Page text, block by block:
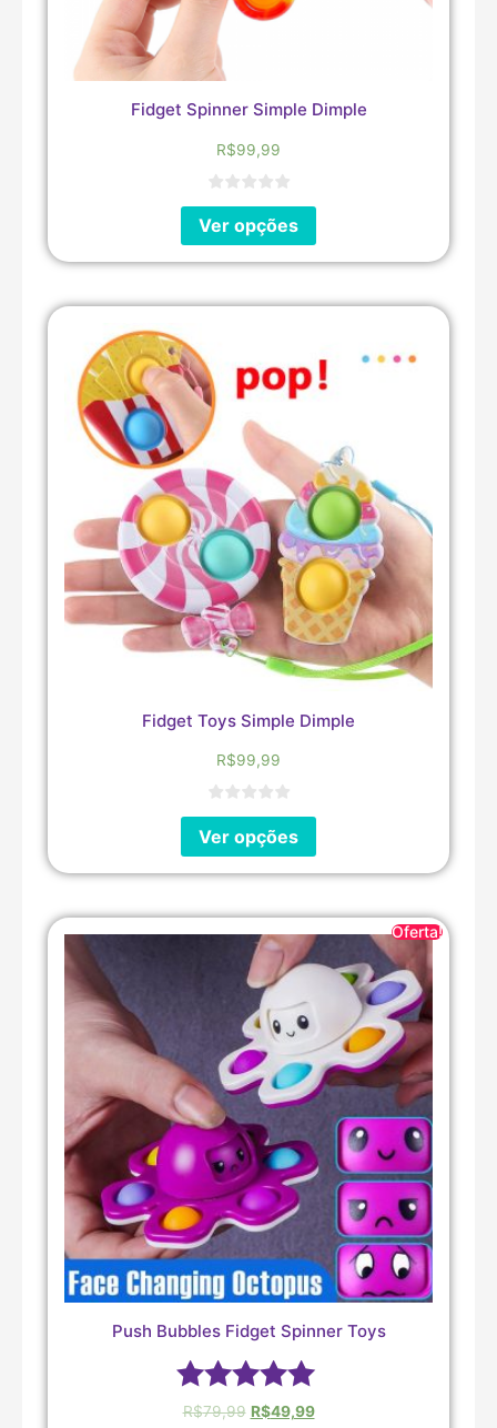
Fidget Spinner Simple Dimple
R$99,99
Ver opções
Fidget Toys Simple Dimple
R$99,99
Ver opções
Oferta!
Push Bubbles Fidget Spinner Toys
Avaliação
R$79,99 R$49,99